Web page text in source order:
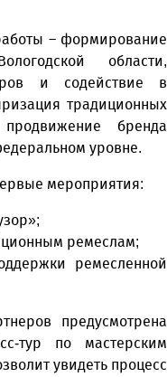
– формирование
области,
и содействие в
традиционных
бренда
уровне.
мероприятия:
ремеслам;
ремесленной
предусмотрена
тур по мастерским
увидеть процесс